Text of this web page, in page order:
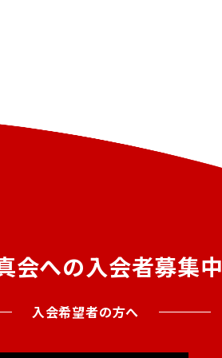
会への入会者募集中
入会希望者の方へ